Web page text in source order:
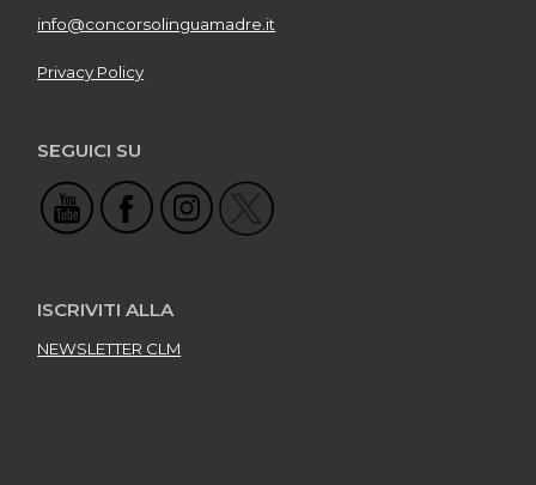
info@concorsolinguamadre.it
Privacy Policy
SEGUICI SU
ISCRIVITI ALLA
NEWSLETTER CLM